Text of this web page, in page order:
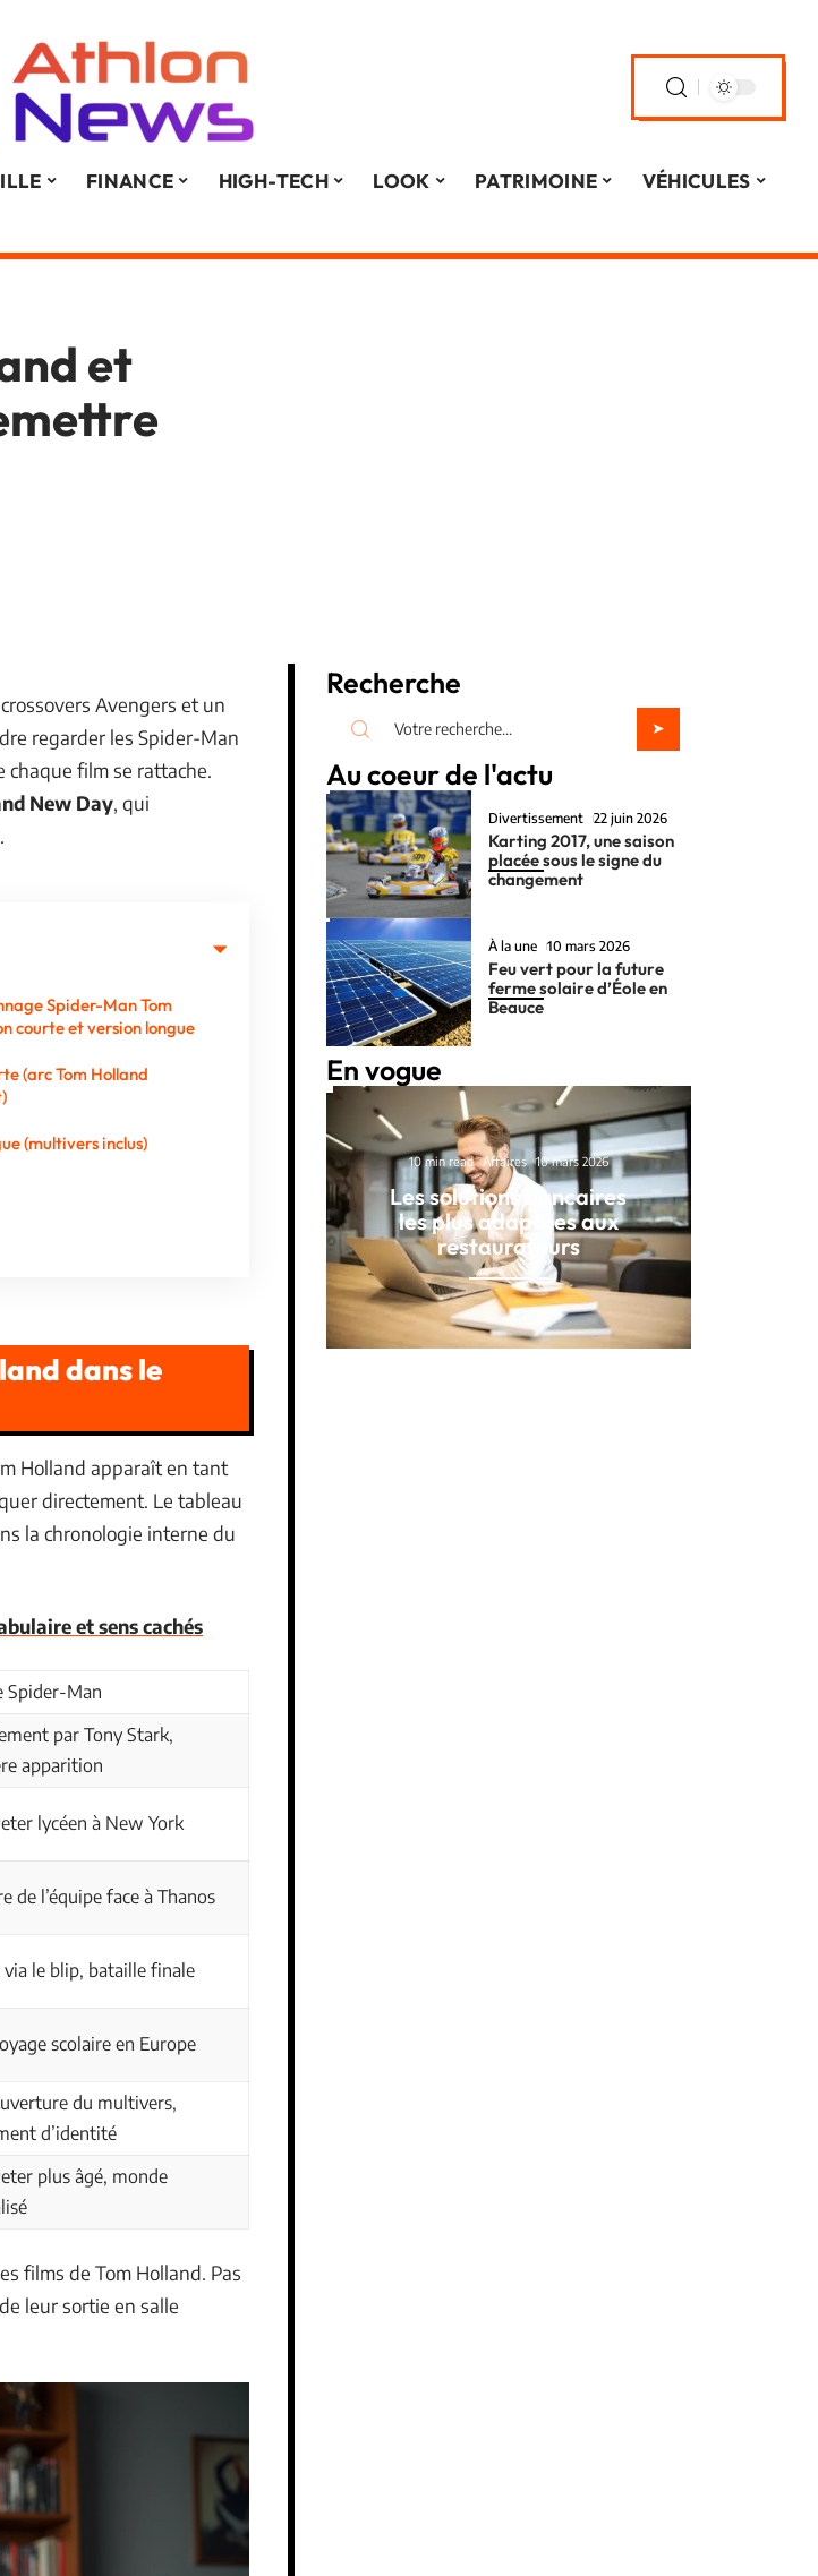
FINANCE HIGH-TECH LOOK PATRIMOINE
VÉHICULES
et
Avengers et un
regarder les Spider-Man
chaque film se rattache.
New Day, qui
Spider-Man Tom
courte et version longue
(arc Tom Holland
(multivers inclus)
dans le
Holland apparaît en tant
directement. Le tableau
la chronologie interne du
et sens cachés
Spider-Man
par Tony Stark,
apparition
lycéen à New York
de l’équipe face à Thanos
via le blip, bataille finale
scolaire en Europe
du multivers,
d’identité
plus âgé, monde
films de Tom Holland. Pas
leur sortie en salle
Recherche
Au coeur de l'actu
Divertissement 22 juin 2026
Karting 2017, une saison
placée sous le signe du
changement
À la une 10 mars 2026
Feu vert pour la future
ferme solaire d’Éole en
Beauce
En vogue
10 min read Affaires 10 mars 2026
Les solutions bancaires
les plus adaptées aux
restaurateurs